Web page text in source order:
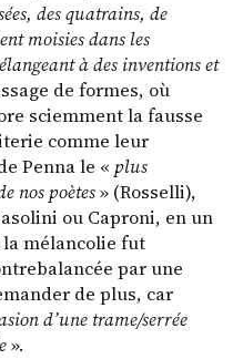
des quatrains, de
moisies dans les
à des inventions et
de formes, où
sciemment la fausse
comme leur
Penna le « plus
nos poètes» (Rosselli),
ou Caproni, en un
mélancolie fut
par une
de plus, car
d’une trame/serrée
».